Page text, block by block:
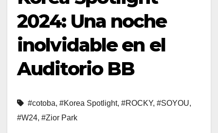
2024: Una noche
inolvidable en el
Auditorio BB
#cotoba, #Korea Spotlight, #ROCKY, #SOYOU,
#W24, #Zior Park